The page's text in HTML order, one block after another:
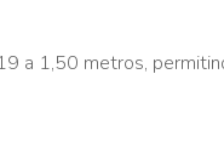
a 1,50 metros,